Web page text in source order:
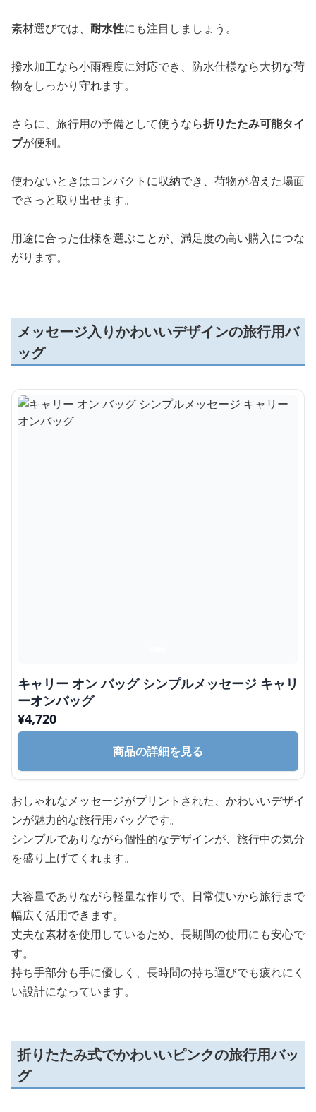
素材選びでは、 耐水性にも注目しましょう。
撥水加工なら小雨程度に対応でき、防水仕様なら大切な荷
物をしっかり守れます。
さらに、旅行用の予備として使うなら折りたたみ可能タイ
プが便利。
使わないときはコンパクトに収納でき、荷物が増えた場面
でさっと取り出せます。
用途に合った仕様を選ぶことが、満足度の高い購入につな
がります。
メッセージ入りかわいいデザインの旅行用バ
ッグ
キャリー オン バッグ シンプルメッセージ キャリ
ーオンバッグ
¥4,720
商品の詳細を見る
おしゃれなメッセージがプリントされた、かわいいデザイ
ンが魅力的な旅行用バッグです。
シンプルでありながら個性的なデザインが、旅行中の気分
を盛り上げてくれます。
大容量でありながら軽量な作りで、日常使いから旅行まで
幅広く活用できます。
丈夫な素材を使用しているため、長期間の使用にも安心で
す。
持ち手部分も手に優しく、長時間の持ち運びでも疲れにく
い設計になっています。
折りたたみ式でかわいいピンクの旅行用バッ
グ